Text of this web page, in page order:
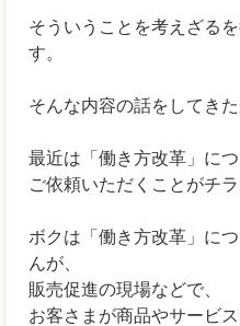
そういうことを考えざる
す。
そんな内容の話をしてきた
最近は「働き方改革」に
ご依頼いただくことがチ
ボクは「働き方改革」に
んが、
販売促進の現場などで、
お客さまが商品やサービ